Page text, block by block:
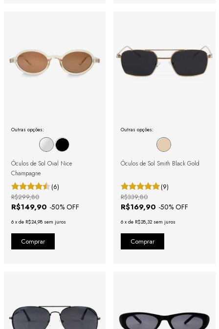
Outras opções:
Óculos de Sol Oval Nice
Champagne
(6)
R$149,90 -50% OFF
R$299,80
6 x de R$24,98 sem juros
Outras opções:
Óculos de Sol Smith Black Gold
(9)
R$169,90 -50% OFF
R$339,80
6 x de R$28,32 sem juros